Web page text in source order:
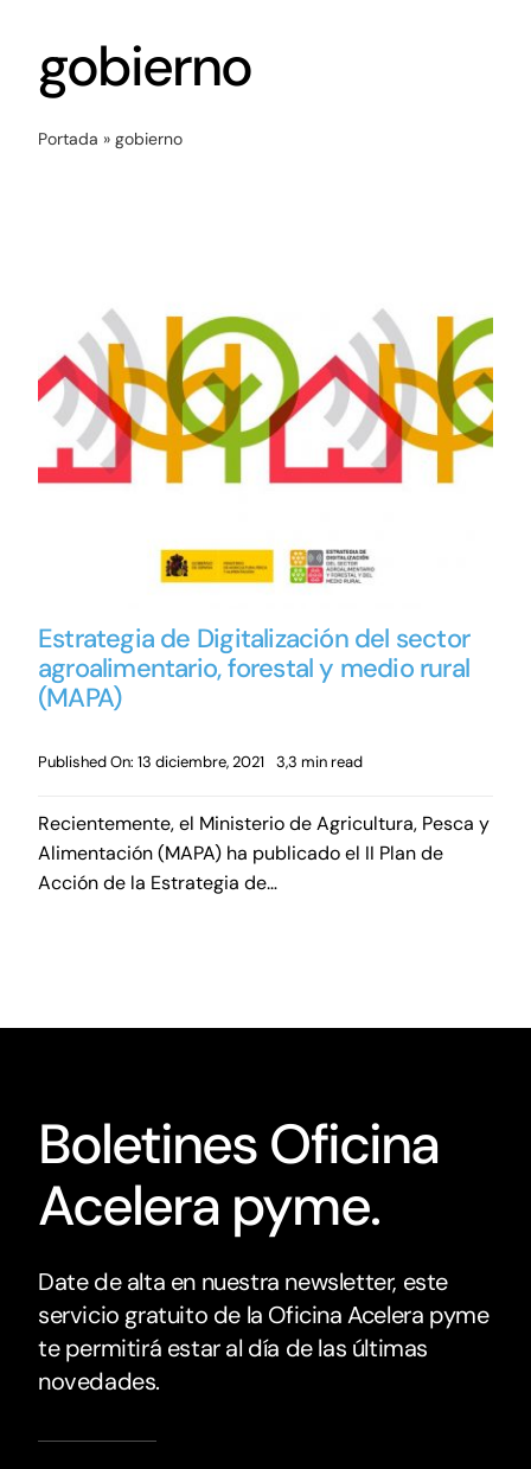
Antena Tecnológica
gobierno
Portada » gobierno
Estrategia de Digitalización del sector
agroalimentario, forestal y medio rural
(MAPA)
Published On: 13 diciembre, 2021 3,3 min read
Recientemente, el Ministerio de Agricultura, Pesca y
Alimentación (MAPA) ha publicado el II Plan de
Acción de la Estrategia de…
Boletines Oficina
Acelera pyme.
Date de alta en nuestra newsletter, este
servicio gratuito de la Oficina Acelera pyme
te permitirá estar al día de las últimas
novedades.